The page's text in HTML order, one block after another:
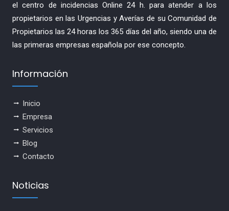
el centro de incidencias Online 24 h. para atender a los
propietarios en las Urgencias y Averías de su Comunidad de
Propietarios las 24 horas los 365 días del año, siendo una de
las primeras empresas española por ese concepto.
Información
Inicio
Empresa
Servicios
Blog
Contacto
Noticias